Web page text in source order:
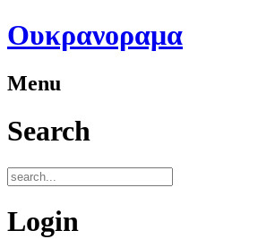
Ουκρανοραμα
Menu
Search
Login